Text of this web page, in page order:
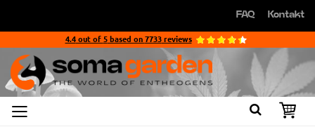
Inhalt
FAQ Kontakt
zum
Inhalt
4.4out of 5based on 7733reviews